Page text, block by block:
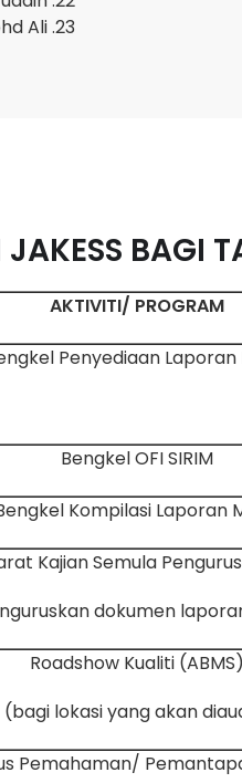
BAGI
AKTIVITI/ PROGRAM
Penyediaan Laporan
Bengkel OFI SIRIM
Kompilasi Laporan
Kajian Semula
dokumen
Roadshow Kualiti (ABMS)
Pemahaman/